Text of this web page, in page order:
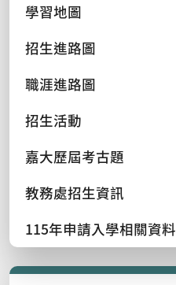
學習地圖
招生進路圖
職涯進路圖
招生活動
嘉大歷屆考古題
教務處招生資訊
115年申請入學相關資料